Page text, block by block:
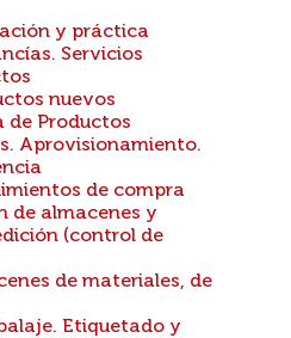
y práctica
Servicios
nuevos
de Productos
Aprovisionamiento.
de compra
de almacenes y
(control de
de materiales, de
Etiquetado y